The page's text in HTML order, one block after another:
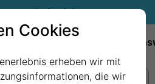
sichern.
Cookies
erheben wir mit
die wir